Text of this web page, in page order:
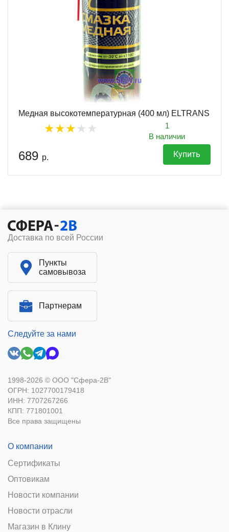
Медная высокотемпературная (400 мл) ELTRANS
1
В наличии
689 р. Купить
Доставка по всей России
Пункты
самовывоза
Партнерам
Следуйте за нами
1998-2026 © ООО "Сфера-2В"
ОГРН: 1027700179418
ИНН: 7707267266
КПП: 771801001
Все права защищены
О компании
Сертификаты
Оптовикам
Новости компании
Новости отрасли
Магазин в Клину